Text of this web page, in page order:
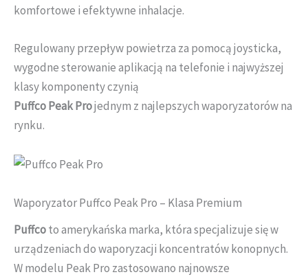
komfortowe i efektywne inhalacje.
Regulowany przepływ powietrza za pomocą joysticka,
wygodne sterowanie aplikacją na telefonie i najwyższej
klasy komponenty czynią
Puffco Peak Projednym z najlepszych waporyzatorów na
rynku.
Waporyzator Puffco Peak Pro – Klasa Premium
Puffcoto amerykańska marka, która specjalizuje się w
urządzeniach do waporyzacji koncentratów konopnych.
W modelu Peak Pro zastosowano najnowsze